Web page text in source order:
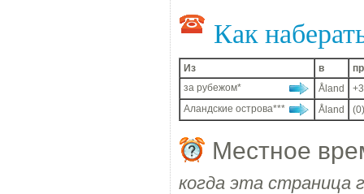
Как
Из в
за рубежом*
Åland
Аландские острова***
Åland
Местное
когда эта страница